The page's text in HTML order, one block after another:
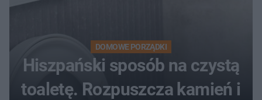
DOMOWE PORZĄDKI
Hiszpański sposób na czystą
toaletę. Rozpuszcza kamień i